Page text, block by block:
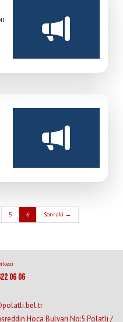
5 6 Sonraki →
06 06
Hoca Bulvarı No:5 Polatlı /